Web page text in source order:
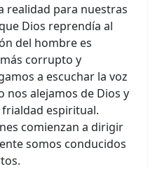
realidad para nuestras
Dios reprendía al
del hombre es
corrupto y
a escuchar la voz
nos alejamos de Dios y
espiritual.
comienzan a dirigir
somos conducidos